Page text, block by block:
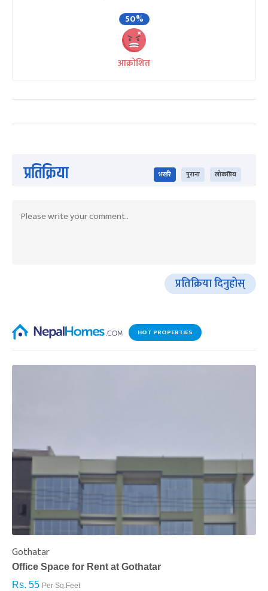
50%
आक्रोशित
प्रतिक्रिया भर्खरै पुराना लोकप्रिय
प्रतिक्रिया दिनुहोस्
HOT PROPERTIES
Gothatar
Office Space for Rent at Gothatar
Rs. 55 Per Sq.Feet